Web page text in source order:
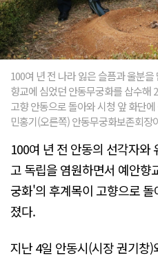
100여 년 전 나라 잃은 슬픔과 울분
향교에 심었던 안동무궁화를 삽수해
고향 안동으로 돌아와 시청 앞 화단
민홍기(오른쪽) 안동무궁화보존회장
100여 년 전 안동의 선각자와
고 독립을 염원하면서 예안향
궁화'의 후계목이 고향으로
졌다.
지난 4일 안동시(시장 권기창